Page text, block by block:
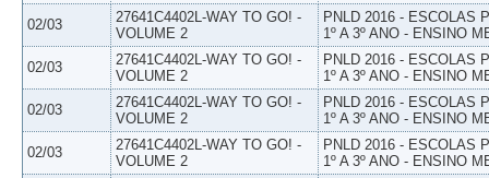
02/03
27641C4402L-WAY TO GO! -
VOLUME 2
PNLD 2016 - ESCOLAS
1º A 3º ANO - ENSINO
02/03
27641C4402L-WAY TO GO! -
VOLUME 2
PNLD 2016 - ESCOLAS
1º A 3º ANO - ENSINO
02/03
27641C4402L-WAY TO GO! -
VOLUME 2
PNLD 2016 - ESCOLAS
1º A 3º ANO - ENSINO
02/03
27641C4402L-WAY TO GO! -
VOLUME 2
PNLD 2016 - ESCOLAS
1º A 3º ANO - ENSINO